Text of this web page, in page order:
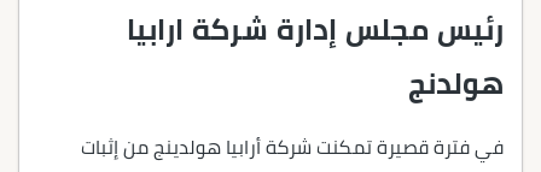
رئيس مجلس إدارة شركة ارابيا
هولدنج
في فترة قصيرة تمكنت شركة أرابيا هولدينج من إثبات